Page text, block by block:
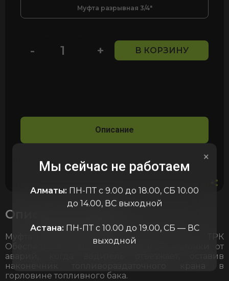
Муфта разрывная 3/4"
-
Количество
+ В КОРЗИНУ
Описание
Описание товара
Муфта разрывная 19/19 (3/4″)
для ТРК
Обеспечивает защиту заправочной колонки от
аварий, когда водитель отъезжает, оставив
наконечник топливораздаточного крана в
горловине топливного бака.
×
Мы сейчас не работаем
Алматы: ПН-ПТ с 9.00 до 18.00, СБ 10.00
до 14.00, ВС выходной
Астана: ПН-ПТ с 10.00 до 19.00, СБ — ВС
выходной